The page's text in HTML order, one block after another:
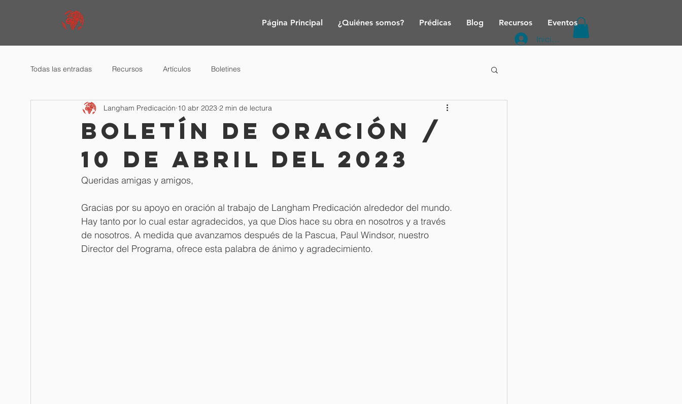
Página Principal ¿Quiénes somos? Prédicas Blog Recursos Eventos
Iniciar sesión
Todas las entradas Recursos Artículos Boletines
Boletín de oración /
10 de abril del 2023
Langham Predicación 10 abr 2023 2 min de lectura
Queridas amigas y amigos,
Gracias por su apoyo en oración al trabajo de Langham Predicación alrededor del mundo.
Hay tanto por lo cual estar agradecidos, ya que Dios hace su obra en nosotros y a través
de nosotros. A medida que avanzamos después de la Pascua, Paul Windsor, nuestro
Director del Programa, ofrece esta palabra de ánimo y agradecimiento.